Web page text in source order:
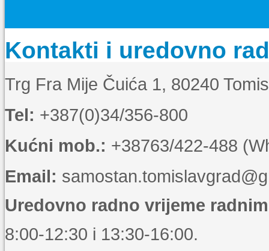
Kontakti i uredovno
Trg Fra Mije Čuića 1, 80240
Tel: +387(0)34/356-800
Kućni mob.: +38763/422-488
Email:
Uredovno radno vrijeme
8:00-12:30 i 13:30-16:00.